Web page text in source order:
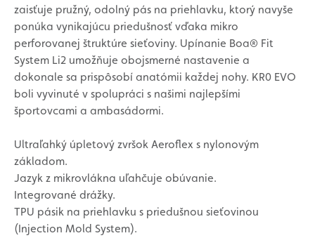
zaisťuje pružný, odolný pás na priehlavku, ktorý navyše
ponúka vynikajúcu priedušnosť vďaka mikro
perforovanej štruktúre sieťoviny. Upínanie Boa® Fit
System Li2 umožňuje obojsmerné nastavenie a
dokonale sa prispôsobí anatómii každej nohy. KR0 EVO
boli vyvinuté v spolupráci s našimi najlepšími
športovcami a ambasádormi.
Ultraľahký úpletový zvršok Aeroflex s nylonovým
základom.
Jazyk z mikrovlákna uľahčuje obúvanie.
Integrované drážky.
TPU pásik na priehlavku s priedušnou sieťovinou
(Injection Mold System).